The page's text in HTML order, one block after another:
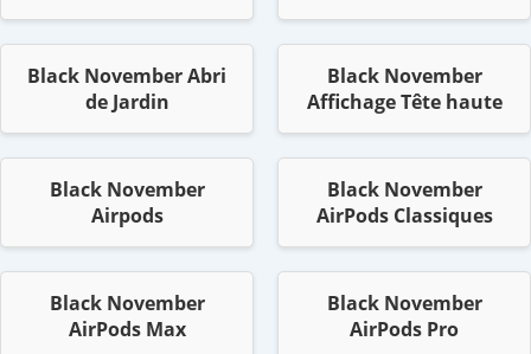
Black November Abri
de Jardin
Black November
Affichage Tête haute
Black November
Airpods
Black November
AirPods Classiques
Black November
AirPods Max
Black November
AirPods Pro